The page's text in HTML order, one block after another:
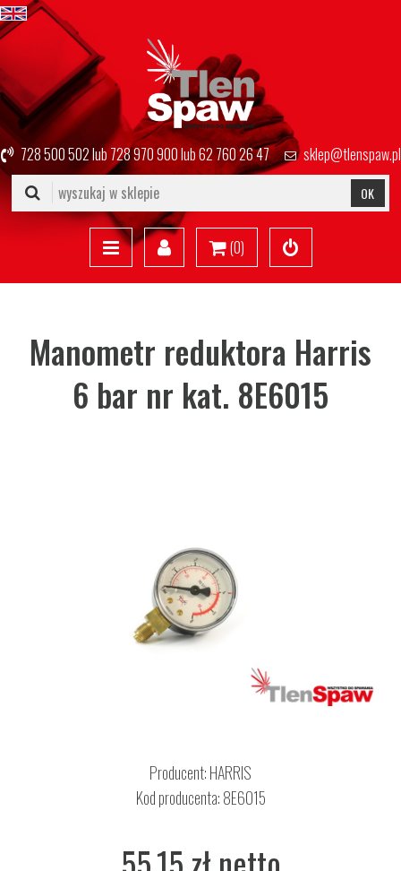
728 500 502lub728 970 900lub62 760 26 47 sklep@tlenspaw.pl
OK
(0)
Manometr reduktora Harris
6 bar nr kat. 8E6015
Producent:HARRIS
Kod producenta: 8E6015